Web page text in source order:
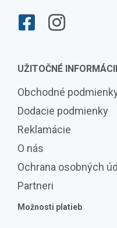
UŽITOČNÉ
Obchodné
Dodacie podmienky
Reklamácie
O nás
Ochrana osobných
Partneri
Možnosti platieb